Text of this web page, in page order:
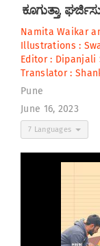
ಕೂಗುತ್ತಾ,
Namita Waikar
Illustrations :
Editor : Dipanjali
Translator :
Pune
June 16, 2023
7 Languages